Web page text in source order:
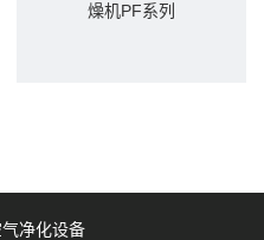
燥机PF系列
净化设备